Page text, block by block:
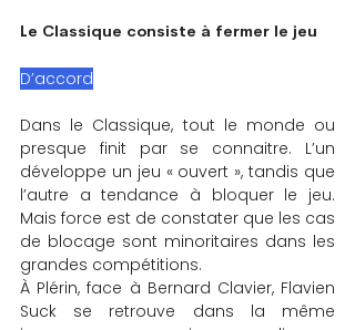
Le Classique consiste à fermer le jeu
D’accord
Dans le Classique, tout le monde ou
presque finit par se connaitre. L’un
développe un jeu « ouvert », tandis que
l’autre a tendance à bloquer le jeu.
Mais force est de constater que les cas
de blocage sont minoritaires dans les
grandes compétitions.
À Plérin, face à Bernard Clavier, Flavien
Suck se retrouve dans la même